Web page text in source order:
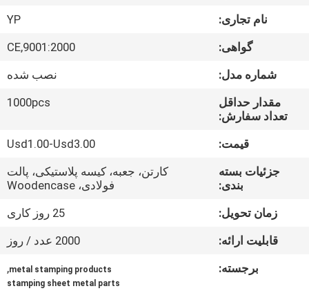
درباره
بازدید
کنترل
نام تجاری:
YP
گواهی:
9001:2000,CE
شماره مدل:
نصب شده
مقدار حداقل
تعداد سفارش:
1000pcs
قیمت:
Usd1.00-Usd3.00
جزئیات بسته
بندی:
کارتن، جعبه، کیسه پلاستیکی، پالت
فولادی، Woodencase
زمان تحویل:
25 روز کاری
قابلیت ارائه:
2000 عدد / روز
برجسته:
metal stamping products
,
stamping sheet metal parts